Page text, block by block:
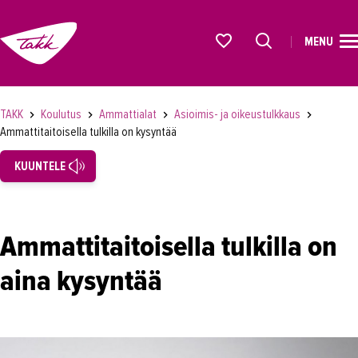
Koulutukset
Lyhytkurssit, testit ja kortit
Maahanmuuttaneiden koulutukset
Ammattialat
MENU
TAKK Koulutus Ammattialat
Asioimis- ja oikeustulkkaus
Ammattitaitoisella tulkilla on kysyntää
KUUNTELE
Ammattitaitoisella tulkilla on
aina kysyntää